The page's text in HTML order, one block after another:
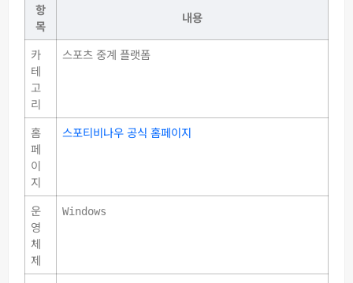
항
목
내용
카
테
고
리
스포츠 중계 플랫폼
홈
페
이
지
스포티비나우 공식 홈페이지
운
영
체
제
Windows